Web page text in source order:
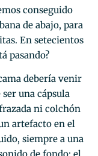
conseguido
de abajo, para
En setecientos
pasando?
debería venir
una cápsula
ni colchón
artefacto en el
siempre a una